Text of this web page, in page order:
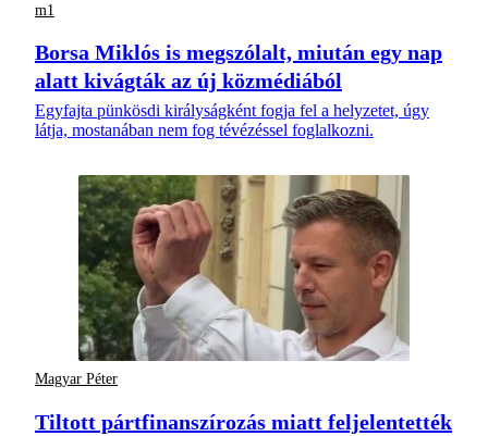
m1
Borsa Miklós is megszólalt, miután egy nap
alatt kivágták az új közmédiából
Egyfajta pünkösdi királyságként fogja fel a helyzetet, úgy
látja, mostanában nem fog tévézéssel foglalkozni.
Magyar Péter
Tiltott pártfinanszírozás miatt feljelentették